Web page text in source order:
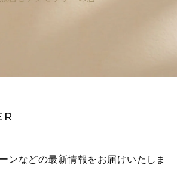
ンなどの最新情報をお届けいたしま